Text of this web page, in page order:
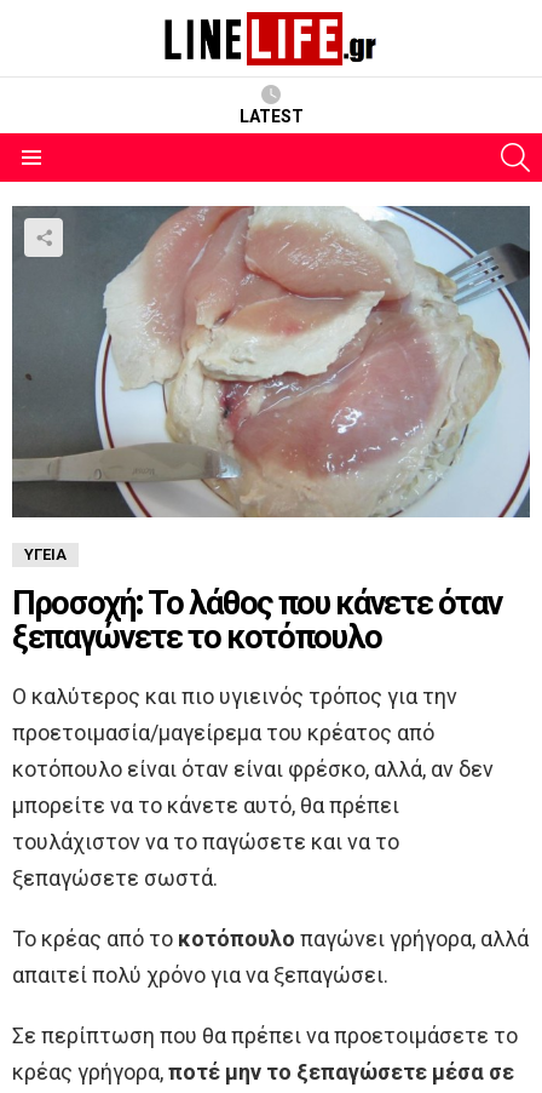
LATEST
ΥΓΕΊΑ
Προσοχή: Το λάθος που κάνετε όταν
ξεπαγώνετε το κοτόπουλο
Ο καλύτερος και πιο υγιεινός τρόπος για την
προετοιμασία/μαγείρεμα του κρέατος από
κοτόπουλο είναι όταν είναι φρέσκο, αλλά, αν δεν
μπορείτε να το κάνετε αυτό, θα πρέπει
τουλάχιστον να το παγώσετε και να το
ξεπαγώσετε σωστά.
Το κρέας από το κοτόπουλο παγώνει γρήγορα, αλλά
απαιτεί πολύ χρόνο για να ξεπαγώσει.
Σε περίπτωση που θα πρέπει να προετοιμάσετε το
κρέας γρήγορα,ποτέ μην το ξεπαγώσετε μέσα σε